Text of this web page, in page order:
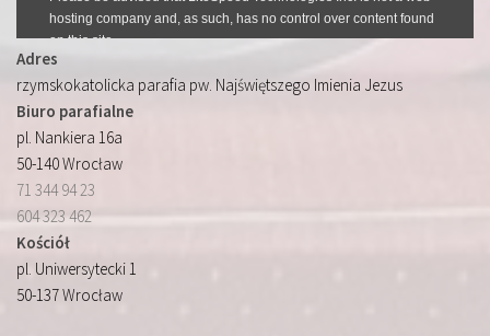
Adres
rzymskokatolicka parafia pw. Najświętszego Imienia Jezus
Biuro parafialne
pl. Nankiera 16a
50-140 Wrocław
71 344 94 23
604 323 462
Kościół
pl. Uniwersytecki 1
50-137 Wrocław